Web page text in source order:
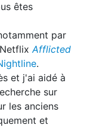
êtes
par
NetflixAfflicted
.
et j'ai aidé à
sur
les anciens
et